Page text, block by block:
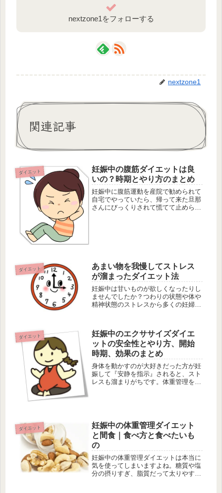
nextzone1をフォローする
nextzone1
関連記事
ダイエット
妊娠中の腹筋ダイエットは良
いの？時期とやり方のまとめ
妊娠中に腹筋運動を産院で勧められて
自宅でやっていたら、帰って来た旦那
さんにびっくりされて慌てて止められ
ダイエット
あまい物を我慢してストレス
が溜まったダイエット法
妊娠中は甘いものが欲しくなったりし
ませんでしたか？つわりの状態や体や
精神状態のストレスから多くの妊婦さ
今回は、妊娠中に体重コントロールを
しなくてはならないけれど、甘いもの
を...
ダイエット
妊娠中のエクササイズダイエ
ットの安全性とやり方、開始
時期、効果のまとめ
身体を動かすのが大好きだった方が妊
娠して『安静を指示』されると、スト
レスも溜まりがちです。体重管理を徹
健康...
ダイエット
妊娠中の体重管理ダイエット
と間食｜食べ方と食べたいも
の
妊娠中の体重管理ダイエットは本当に
気を使ってしまいますよね。糖質や塩
分の摂りすぎ、脂質だって太りやす